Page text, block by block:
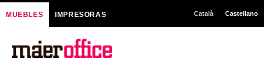
contenido
MUEBLES IMPRESORAS Català Castellano